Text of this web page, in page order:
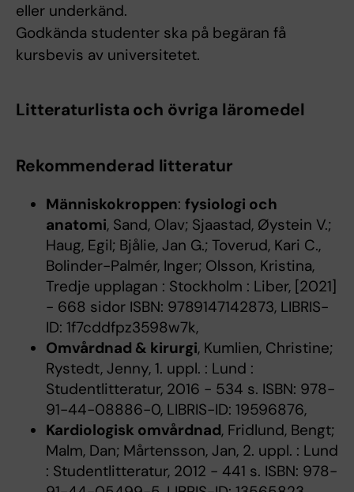
eller underkänd.
Godkända studenter ska på begäran få
kursbevis av universitetet.
Litteraturlista och övriga läromedel
Rekommenderad litteratur
Människokroppen: fysiologi och
anatomi, Sand, Olav; Sjaastad, Øystein V.;
Haug, Egil; Bjålie, Jan G.; Toverud, Kari C.,
Bolinder-Palmér, Inger; Olsson, Kristina,
Tredje upplagan : Stockholm : Liber, [2021]
- 668 sidor ISBN: 9789147142873, LIBRIS-
ID: 1f7cddfpz3598w7k,
Omvårdnad & kirurgi, Kumlien, Christine;
Rystedt, Jenny, 1. uppl. : Lund :
Studentlitteratur, 2016 - 534 s. ISBN: 978-
91-44-08886-0, LIBRIS-ID: 19596876,
Kardiologisk omvårdnad, Fridlund, Bengt;
Malm, Dan; Mårtensson, Jan, 2. uppl. : Lund
: Studentlitteratur, 2012 - 441 s. ISBN: 978-